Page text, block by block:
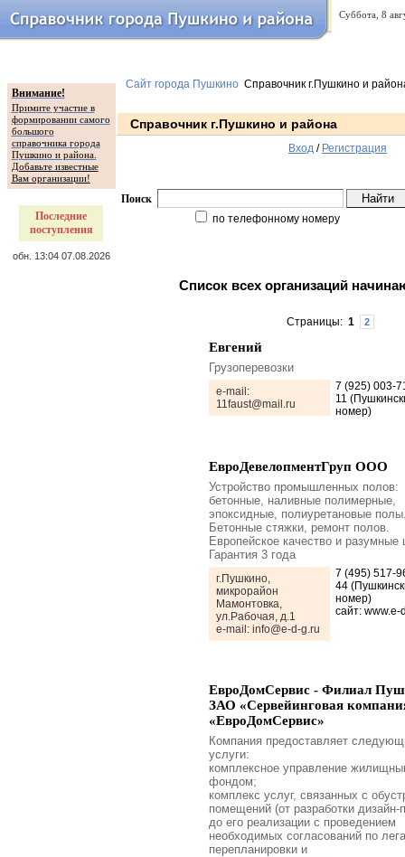
Суббота, 8
Вход / Регистрация
Внимание!
Примите участие в
формировании самого
большого
справочника города
Пушкино и района.
Добавьте известные
Вам организации!
Последние
поступления
обн. 13:04 07.08.2026
Сайт города Пушкино Справочник г.Пушкино и
Справочник г.Пушкино и района
Поиск
по телефонному номеру
Список всех организаций
Страницы: 1 2
Евгений
Грузоперевозки
e-mail:
11faust@mail.ru
7 (925) 003-
11
номер)
ЕвроДевелопментГруп ООО
Устройство промышленных полов:
бетонные, наливные полимерные,
эпоксидные, полиуретановые
Бетонные стяжки, ремонт полов.
Европейское качество и разумные
Гарантия 3 года
г.Пушкино,
микрорайон
Мамонтовка,
ул.Рабочая, д.1
e-mail: info@e-d-g.ru
7 (495) 517-
44
номер)
сайт: www.e-
ЕвроДомСервис - Филиал
ЗАО «Сервейинговая
«ЕвроДомСервис»
Компания предоставляет
услуги:
комплексное управление
фондом;
комплекс услуг, связанных с
помещений (от разработки дизайн-
до его реализации с проведением
необходимых согласований по
перепланировки и